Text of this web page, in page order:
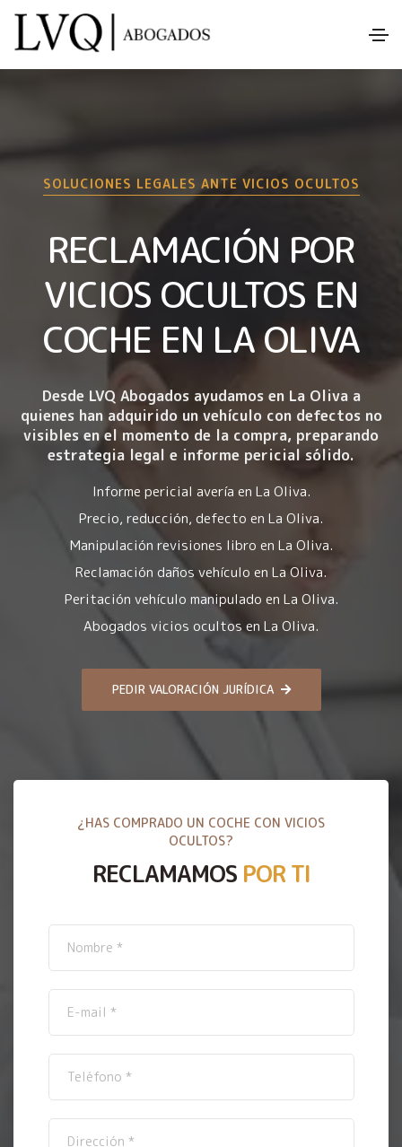
SOLUCIONES LEGALES ANTE VICIOS OCULTOS
RECLAMACIÓN POR
VICIOS OCULTOS EN
COCHE EN LA OLIVA
Desde LVQ Abogados ayudamos en La Oliva a
quienes han adquirido un vehículo con defectos no
visibles en el momento de la compra, preparando
estrategia legal e informe pericial sólido.
Informe pericial avería en La Oliva.
Precio, reducción, defecto en La Oliva.
Manipulación revisiones libro en La Oliva.
Reclamación daños vehículo en La Oliva.
Peritación vehículo manipulado en La Oliva.
Abogados vicios ocultos en La Oliva.
PEDIR VALORACIÓN JURÍDICA
¿HAS COMPRADO UN COCHE CON VICIOS
OCULTOS?
RECLAMAMOS POR TI